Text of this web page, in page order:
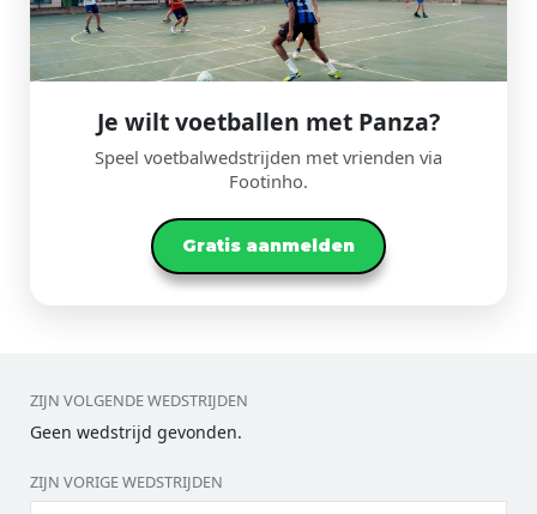
Je wilt voetballen met Panza?
Speel voetbalwedstrijden met vrienden via
Footinho.
Gratis aanmelden
ZIJN VOLGENDE WEDSTRIJDEN
Geen wedstrijd gevonden.
ZIJN VORIGE WEDSTRIJDEN